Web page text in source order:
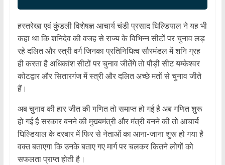
हस्तरेखा एवं कुंडली विशेषज्ञ आचार्य चंडी प्रसाद घिल्डियाल ने यह भी
कहा था कि शनिदेव की वजह से राज्य के विभिन्न सीटों पर चुनाव लड़
रहे दलित और स्त्री वर्ग जिनका प्रतिनिधित्व सौरमंडल में शनि ग्रह
ही करता है अधिकांश सीटों पर चुनाव जीतेंगे तो पौड़ी सीट यम्केश्वर
कोटद्वार और सितारगंज में स्त्री और दलित अच्छे मतों से चुनाव जीते
हैं।
अब चुनाव की हार जीत की गणित तो समाप्त हो गई है अब गणित शुरू
हो गई है सरकार बनने की मुख्यमंत्री और मंत्री बनने की तो आचार्य
घिल्डियाल के दरबार में फिर से नेताओं का आना-जाना शुरू हो गया है
वक्त बताएगा कि उनके बताए गए मार्ग पर चलकर कितने लोगों को
सफलता प्राप्त होती है।